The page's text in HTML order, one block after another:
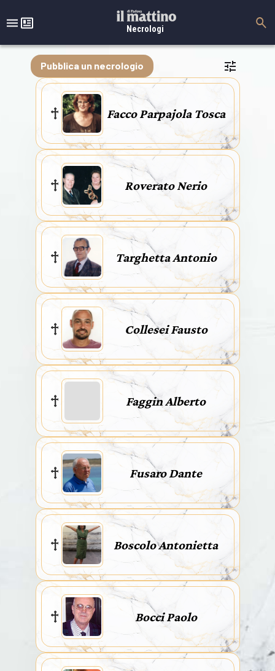
Necrologi
Pubblica un necrologio
Facco Parpajola Tosca
Roverato Nerio
Targhetta Antonio
Collesei Fausto
Faggin Alberto
Fusaro Dante
Boscolo Antonietta
Bocci Paolo